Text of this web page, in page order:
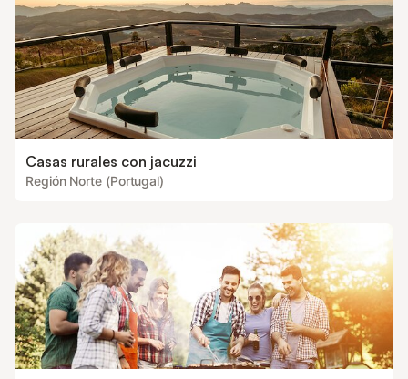
Casas rurales con jacuzzi
Región Norte (Portugal)